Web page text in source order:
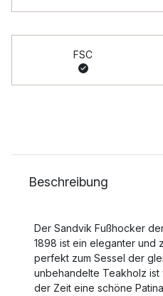
FSC
Beschreibung
Der Sandvik Fußhocker
1898 ist ein eleganter und
perfekt zum Sessel der
unbehandelte Teakholz
der Zeit eine schöne